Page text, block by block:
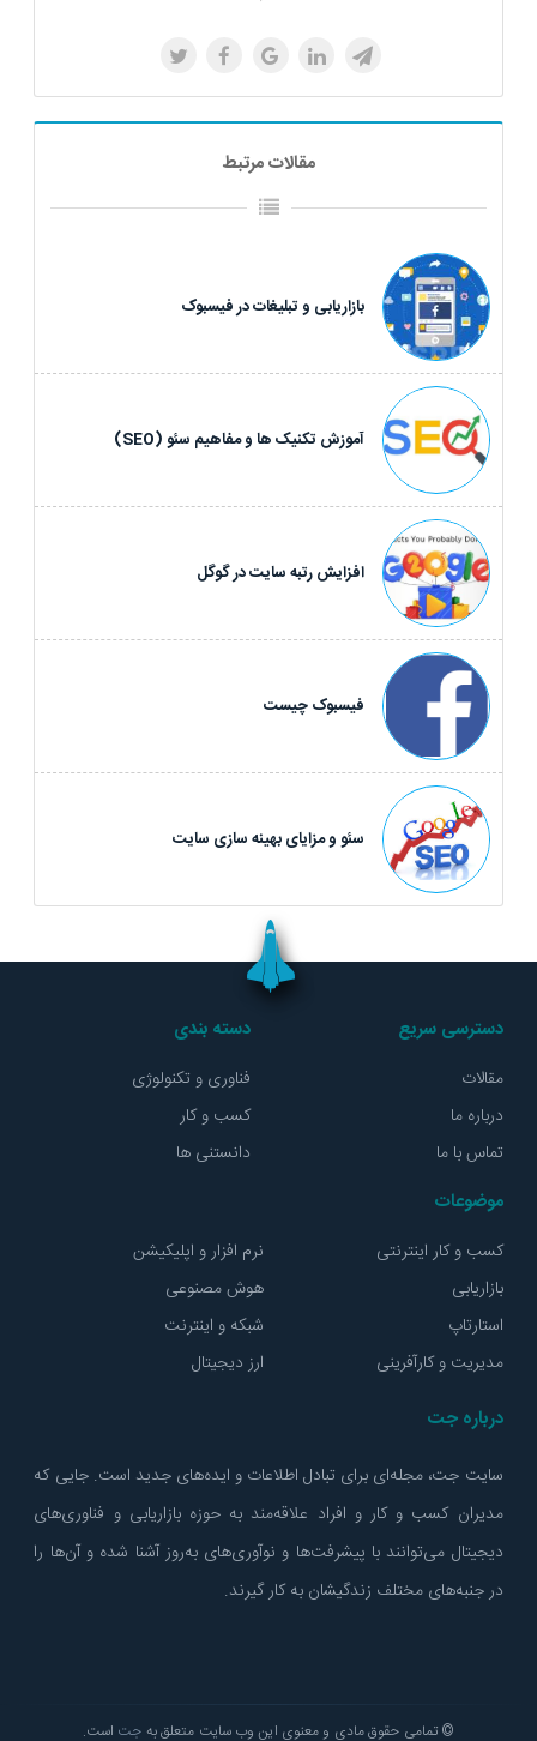
مقالات مرتبط
بازاریابی و تبلیغات در فیسبوک
آموزش تکنیک ها و مفاهیم سئو (SEO)
افزایش رتبه سایت در گوگل
فیسبوک چیست
سئو و مزایای بهینه سازی سایت
دسترسی سریع
مقالات
درباره ما
تماس با ما
دسته بندی
فناوری و تکنولوژی
کسب و کار
دانستنی ها
موضوعات
کسب و کار اینترنتی
بازاریابی
استارتاپ
مدیریت و کارآفرینی
نرم افزار و اپلیکیشن
هوش مصنوعی
شبکه و اینترنت
ارز دیجیتال
درباره جت
سایت جت، مجله‌ای برای تبادل اطلاعات و ایده‌های جدید است. جایی که
مدیران کسب و کار و افراد علاقه‌مند به حوزه بازاریابی و فناوری‌های
دیجیتال می‌توانند با پیشرفت‌ها و نوآوری‌های به‌روز آشنا شده و آن‌ها را
در جنبه‌های مختلف زندگیشان به کار گیرند.
© تمامی حقوق مادی و معنوی این وب سایت متعلق به جت است.